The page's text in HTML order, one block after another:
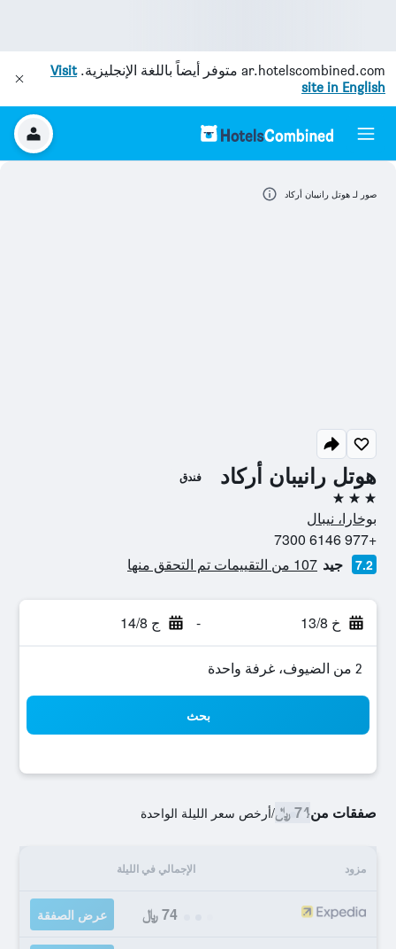
ar.hotelscombined.com متوفر أيضاً باللغة الإنجليزية.Visit
site in English
هوتل رانيبان أركاد فندق
3 نجوم
بوخارا، نيبال
+977 6146 7300
7.2 جيد 107 من التقييمات تم التحقق منها
خ 13/8 - ج 14/8
2 من الضيوف، غرفة واحدة
بحث
صفقات من74 ﷼ /أرخص سعر الليلة الواحدة
مزود الإجمالي في الليلة
74 ﷼ عرض الصفقة
صور لـ هوتل رانيبان أركاد